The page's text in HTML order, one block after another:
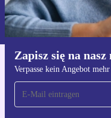
Zapisz się na
Verpasse kein Angebot mehr
Informacje na temat
naszejPolityce prywatności
Dla